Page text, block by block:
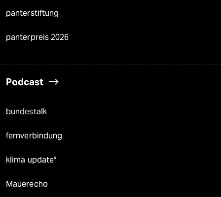
panterstiftung
panterpreis 2026
Podcast
bundestalk
fernverbindung
klima update°
Mauerecho